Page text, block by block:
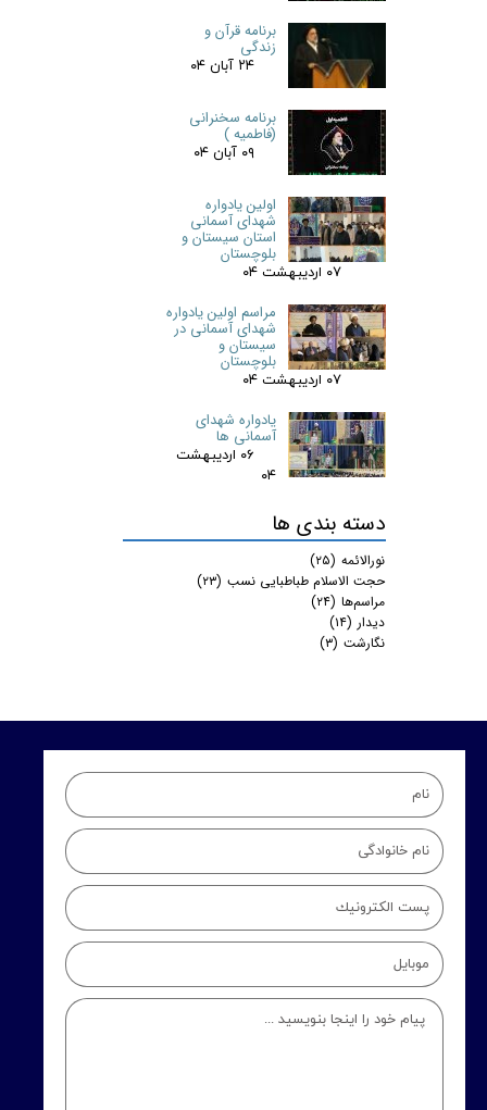
برنامه قرآن و
زندگی
۲۴ آبان ۰۴
برنامه سخنرانی
(فاطمیه )
۰۹ آبان ۰۴
اولین یادواره
شهدای آسمانی
استان سیستان و
بلوچستان
۰۷ اردیبهشت ۰۴
مراسم اولین یادواره
شهدای آسمانی در
سیستان و
بلوچستان
۰۷ اردیبهشت ۰۴
یادواره شهدای
آسمانی ها
۰۶ اردیبهشت
۰۴
دسته بندی ها
نورالائمه (۲۵)
حجت الاسلام طباطبایی نسب (۲۳)
مراسم‌ها (۲۴)
دیدار (۱۴)
نگارشت (۳)